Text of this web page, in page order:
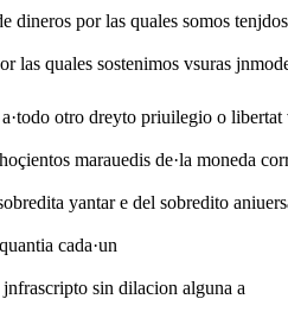
por las quales somos
las quales sostenimos vsuras
otro dreyto priuilegio o libertat
marauedis de·la moneda
yantar e del sobredito
cada·un
sin dilacion alguna a